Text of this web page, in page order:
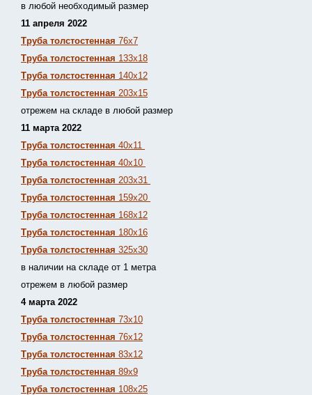
в любой необходимый размер
11 апреля 2022
Труба толстостенная 76х7
Труба толстостенная 133х18
Труба толстостенная 140х12
Труба толстостенная 203х15
отрежем на складе в любой размер
11 марта 2022
Труба толстостенная 40х11
Труба толстостенная 40х10
Труба толстостенная 203х31
Труба толстостенная 159х20
Труба толстостенная 168х12
Труба толстостенная 180х16
Труба толстостенная 325х30
в наличии на складе от 1 метра
отрежем в любой размер
4 марта 2022
Труба толстостенная 73х10
Труба толстостенная 76х12
Труба толстостенная 83х12
Труба толстостенная 89х9
Труба толстостенная 108х25